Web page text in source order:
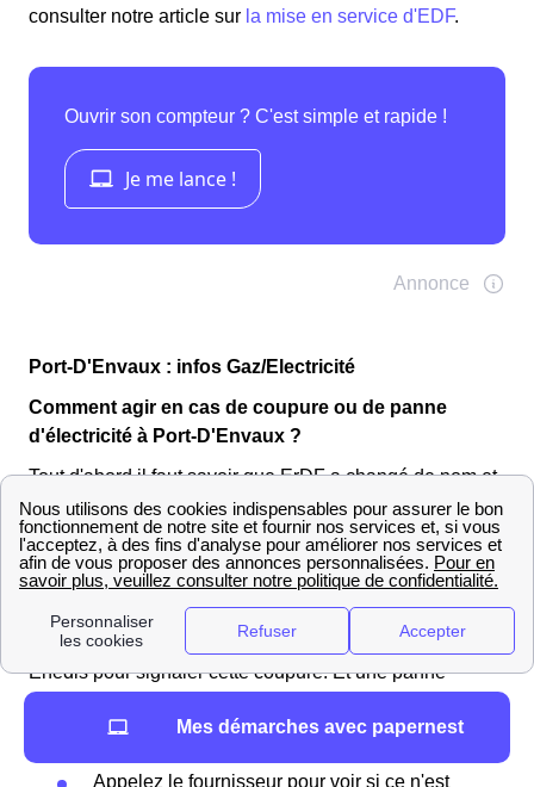
consulter notre article sur la mise en service d'EDF.
Port-D'Envaux : infos Gaz/Electricité
Comment agir en cas de coupure ou de panne
d'électricité à Port-D'Envaux ?
Tout d'abord il faut savoir que ErDF a changé de nom et
s'appelle désormais Enedis. En cas de coupure
d'électricité deux cas de figures existent
Panne généralisée dans Port-D'Envaux ou dans un
quartier de Port-D'Envaux : Vous ne pouvez rien faire
sauf attendre la reprise du courant après avoir appeler
Enedis pour signaler cette coupure. Et une panne
d'électricité localisée dans votre appartement à Port-
D'Envaux, deux possibilités :
Appelez le fournisseur pour voir si ce n'est
Mes démarches avec papernest